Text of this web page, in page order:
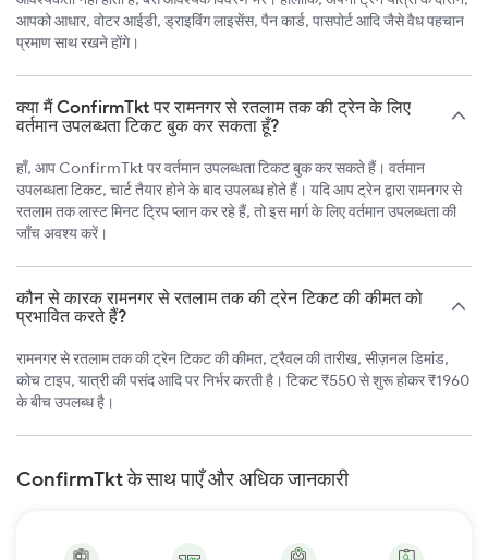
आपको आधार, वोटर आईडी, ड्राइविंग लाइसेंस, पैन कार्ड, पासपोर्ट आदि जैसे वैध पहचान
प्रमाण साथ रखने होंगे।
क्या मैं ConfirmTkt पर रामनगर से रतलाम तक की ट्रेन के लिए
वर्तमान उपलब्धता टिकट बुक कर सकता हूँ?
हाँ, आप ConfirmTkt पर वर्तमान उपलब्धता टिकट बुक कर सकते हैं। वर्तमान
उपलब्धता टिकट, चार्ट तैयार होने के बाद उपलब्ध होते हैं। यदि आप ट्रेन द्वारा रामनगर से
रतलाम तक लास्ट मिनट ट्रिप प्लान कर रहे हैं, तो इस मार्ग के लिए वर्तमान उपलब्धता की
जाँच अवश्य करें।
कौन से कारक रामनगर से रतलाम तक की ट्रेन टिकट की कीमत को
प्रभावित करते हैं?
रामनगर से रतलाम तक की ट्रेन टिकट की कीमत, ट्रैवल की तारीख, सीज़नल डिमांड,
कोच टाइप, यात्री की पसंद आदि पर निर्भर करती है। टिकट ₹550 से शुरू होकर ₹1960
के बीच उपलब्ध है।
ConfirmTkt के साथ पाएँ और अधिक जानकारी